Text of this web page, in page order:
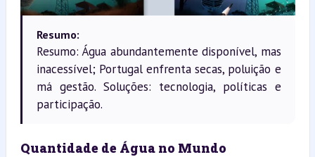
Resumo:
Resumo: Água abundantemente disponível, mas
inacessível; Portugal enfrenta secas, poluição e
má gestão. Soluções: tecnologia, políticas e
participação.
Quantidade de Água no Mundo